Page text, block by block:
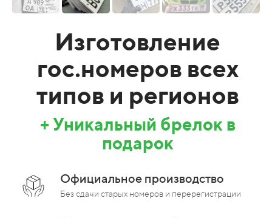
Изготовление
гос.номеров всех
типов и регионов
+ Уникальный брелок в
подарок
Официальное производство
Без сдачи старых номеров и перерегистрации